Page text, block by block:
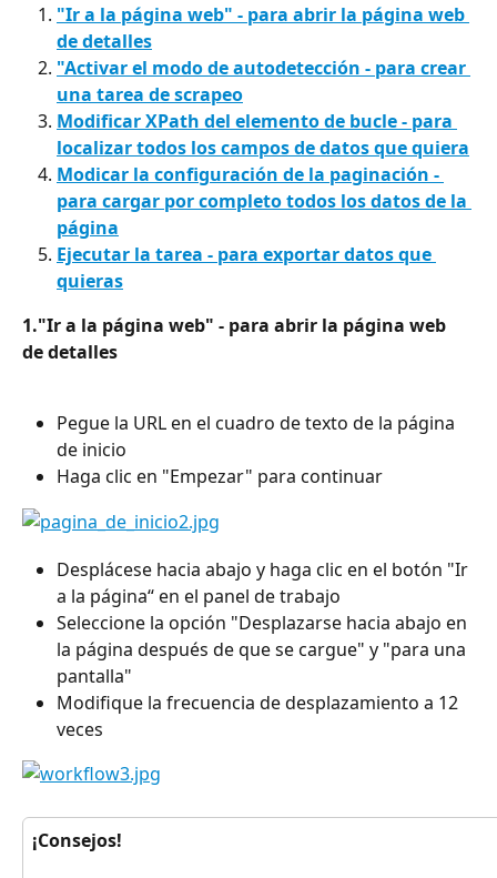
"Ir a la página web" - para abrir la página web
de detalles
"Activar el modo de autodetección - para crear
una tarea de scrapeo
Modificar XPath del elemento de bucle - para
localizar todos los campos de datos que quiera
Modicar la configuración de la paginación -
para cargar por completo todos los datos de la
página
Ejecutar la tarea - para exportar datos que
quieras
1."Ir a la página web" - para abrir la página web
de detalles
Pegue la URL en el cuadro de texto de la página
de inicio
Haga clic en "Empezar" para continuar
Desplácese hacia abajo y haga clic en el botón "Ir
a la página“ en el panel de trabajo
Seleccione la opción "Desplazarse hacia abajo en
la página después de que se cargue" y "para una
pantalla"
Modifique la frecuencia de desplazamiento a 12
veces
¡Consejos!